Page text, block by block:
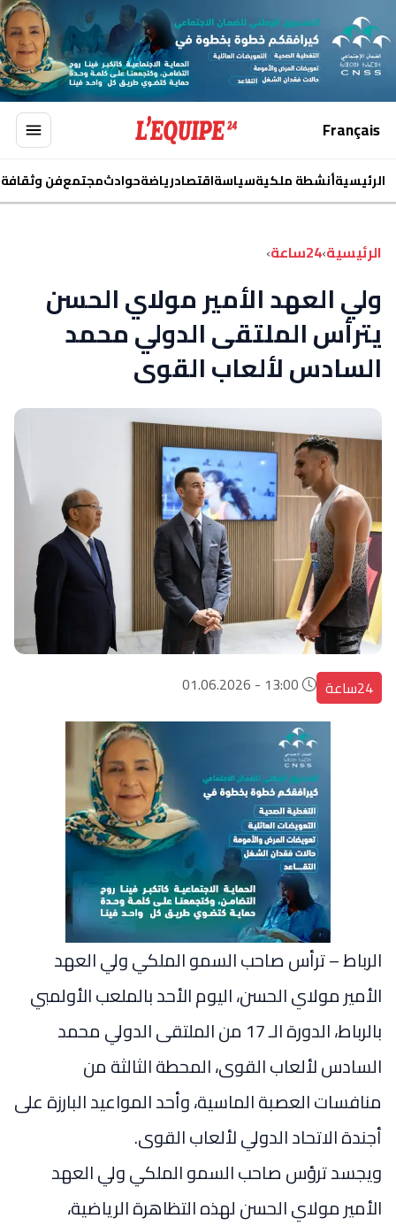
Français
الرئيسيةأنشطة ملكيةسياسةاقتصادرياضةحوادثمجتمعفن وثقافة
الرئيسية›24ساعة ›
ولي العهد الأمير مولاي الحسن
يترأس الملتقى الدولي محمد
السادس لألعاب القوى
24ساعة
الرباط – ترأس صاحب السمو الملكي ولي العهد
الأمير مولاي الحسن، اليوم الأحد بالملعب الأولمبي
بالرباط، الدورة الـ 17 من الملتقى الدولي محمد
السادس لألعاب القوى، المحطة الثالثة من
منافسات العصبة الماسية، وأحد المواعيد البارزة على
أجندة الاتحاد الدولي لألعاب القوى.
ويجسد ترؤس صاحب السمو الملكي ولي العهد
الأمير مولاي الحسن لهذه التظاهرة الرياضية،